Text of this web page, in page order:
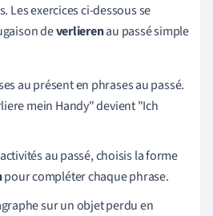
Les exercices ci-dessous se
deverlierenau passé simple
au présent en phrases au passé.
mein Handy" devient "Ich
au passé, choisis la forme
pour compléter chaque phrase.
sur un objet perdu en